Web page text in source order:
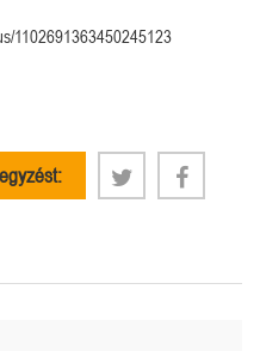
1102691363450245123